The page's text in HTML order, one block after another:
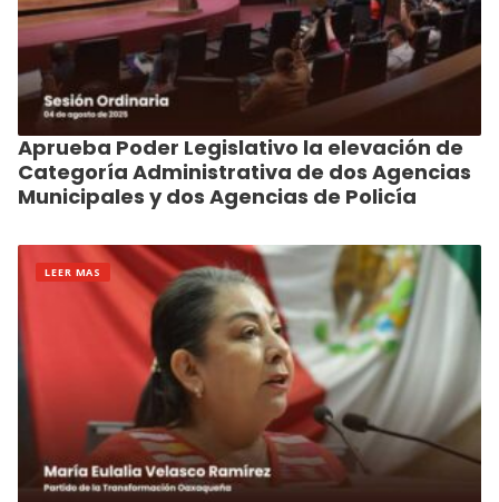
Aprueba Poder Legislativo la elevación de
Categoría Administrativa de dos Agencias
Municipales y dos Agencias de Policía
LEER MAS